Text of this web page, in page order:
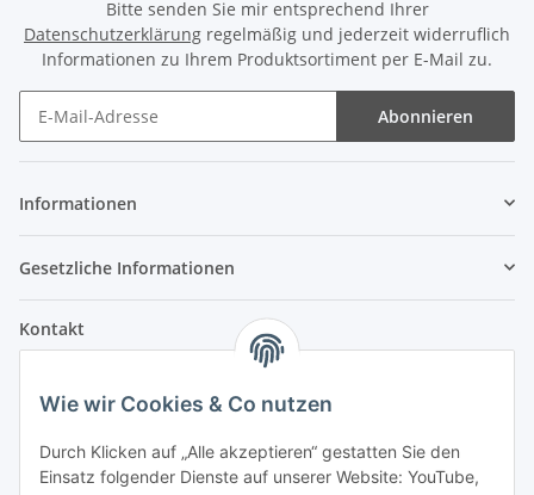
Bitte senden Sie mir entsprechend Ihrer
Datenschutzerklärung regelmäßig und jederzeit widerruflich
Informationen zu Ihrem Produktsortiment per E-Mail zu.
Abonnieren
Informationen
Gesetzliche Informationen
Kontakt
Im Weiherfeld 10
Montag bis Freitag
Wie wir Cookies & Co nutzen
Durch Klicken auf „Alle akzeptieren“ gestatten Sie den
Einsatz folgender Dienste auf unserer Website: YouTube,